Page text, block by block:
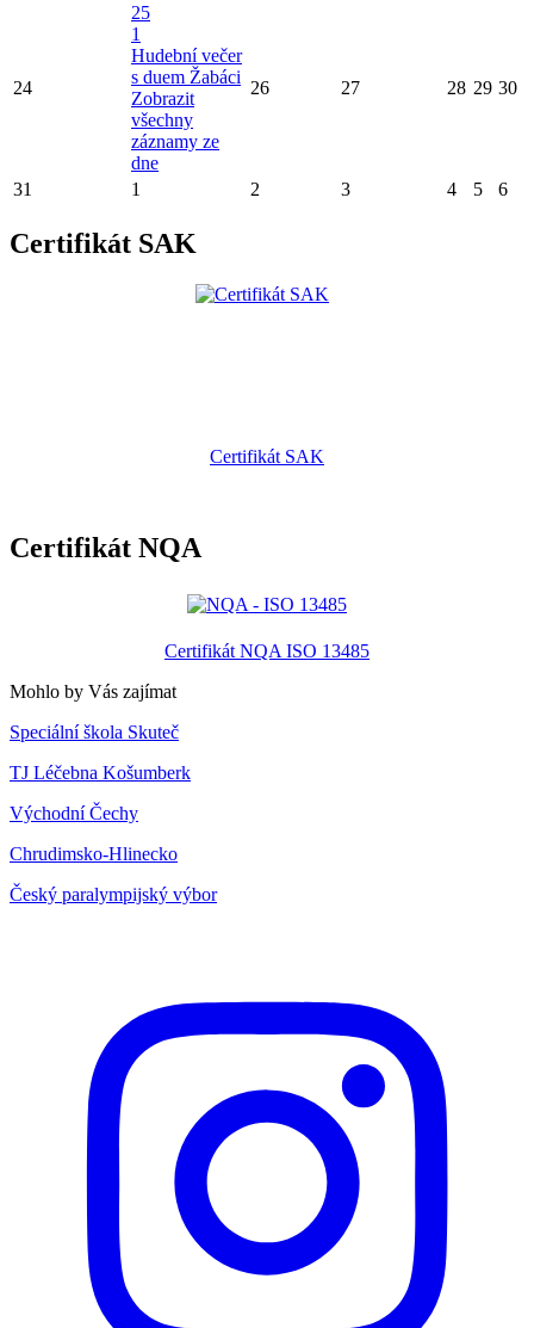
24
25
1
Hudební večer
s duem Žabáci
Zobrazit
všechny
záznamy ze
dne
26 27 28 29 30
31 1 2 3 4 5 6
Certifikát SAK
Certifikát SAK
Certifikát NQA
Certifikát NQA ISO 13485
Mohlo by Vás zajímat
Speciální škola Skuteč
TJ Léčebna Košumberk
Východní Čechy
Chrudimsko-Hlinecko
Český paralympijský výbor